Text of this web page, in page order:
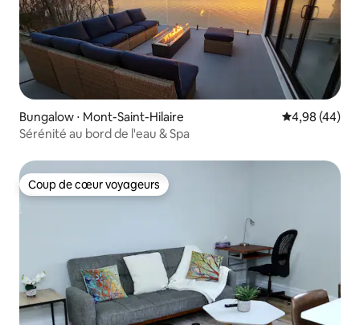
Bungalow ⋅ Mont-Saint-Hilaire Évaluation
4,98 (44)
Sérénité au bord de l'eau & Spa
Coup de cœur voyageurs
Coup de cœur voyageurs